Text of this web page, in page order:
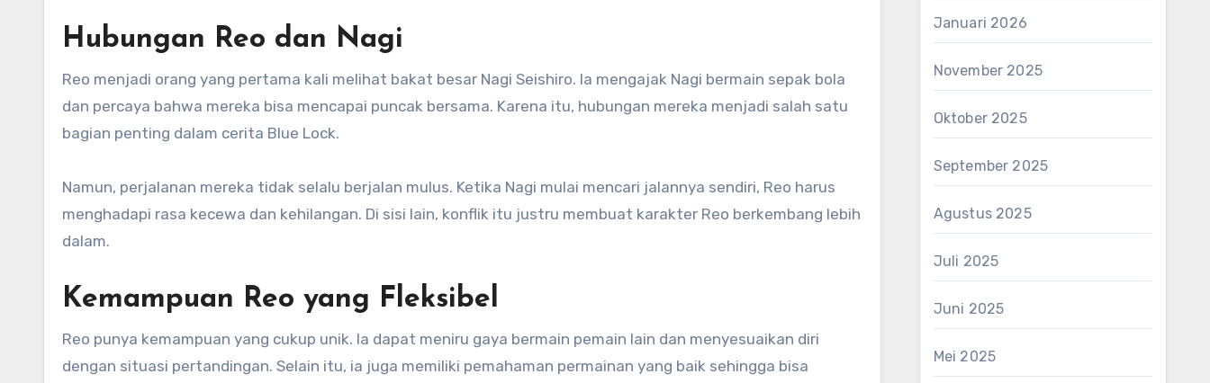
Hubungan Reo dan Nagi
Reo menjadi orang yang pertama kali melihat bakat besar Nagi Seishiro. Ia mengajak Nagi bermain sepak bola
dan percaya bahwa mereka bisa mencapai puncak bersama. Karena itu, hubungan mereka menjadi salah satu
bagian penting dalam cerita Blue Lock.
Namun, perjalanan mereka tidak selalu berjalan mulus. Ketika Nagi mulai mencari jalannya sendiri, Reo harus
menghadapi rasa kecewa dan kehilangan. Di sisi lain, konflik itu justru membuat karakter Reo berkembang lebih
dalam.
Kemampuan Reo yang Fleksibel
Reo punya kemampuan yang cukup unik. Ia dapat meniru gaya bermain pemain lain dan menyesuaikan diri
dengan situasi pertandingan. Selain itu, ia juga memiliki pemahaman permainan yang baik sehingga bisa
Januari 2026
November 2025
Oktober 2025
September 2025
Agustus 2025
Juli 2025
Juni 2025
Mei 2025